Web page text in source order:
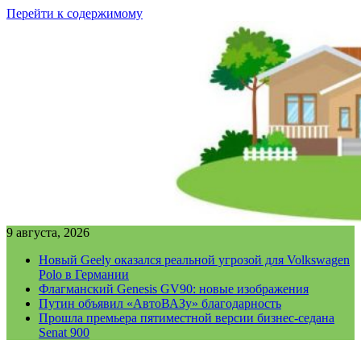
Перейти к содержимому
9 августа, 2026
Новый Geely оказался реальной угрозой для Volkswagen
Polo в Германии
Флагманский Genesis GV90: новые изображения
Путин объявил «АвтоВАЗу» благодарность
Прошла премьера пятиместной версии бизнес-седана
Senat 900